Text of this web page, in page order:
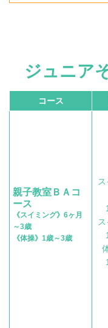
ジュニア
コース
親子教室ＢＡコ
ース
《スイミング》6ヶ月
～3歳
《体操》1歳～3歳